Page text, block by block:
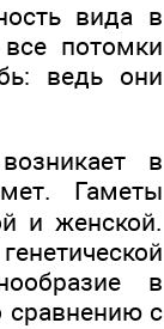
вида в
потомки
ведь они
в
Гаметы
и женской.
в
сравнению с